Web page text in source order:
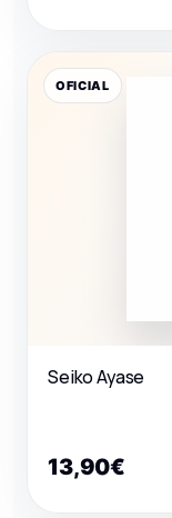
OFICIAL
Seiko Ayase
13,90€